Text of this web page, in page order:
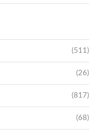
(511)
(26)
(817)
(68)